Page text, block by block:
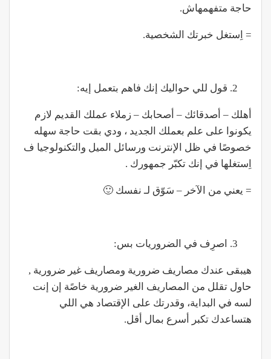
حاجة متفهمهاش.
= اِستغل خبرتك الشخصية.
قول للي حواليك إنك فاهم بتعمل إيه:
أهلك – أصدقائك – أصحابك – زملاء عملك القديم لازم
يكونوا على علم بعملك الجديد ، ودي بقت حاجة سهله
خصوصًا في ظل الإنترنت ورسائل الميل والتكنولوجيا ف
اِستغلها في إنك تكبّر جمهورك .
= يعني من الآخر – سَوّق لـ نفسك 🙂
اصرِف في الضروريات بس:
هيبقى عندك مصاريف ضرورية ومصاريف غير ضرورية ,
حاول تقلل من المصاريف الغير ضرورية خاصًة إن إنت
لسه في البداية، وقدرتك على الإقتصاد هي اللي
هتساعدك تكبر أسرع بمال أقل.